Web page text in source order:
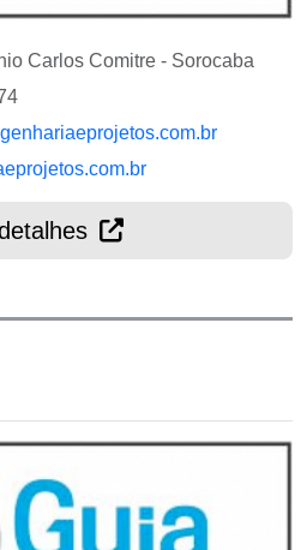
Carlos Comitre - Sorocaba